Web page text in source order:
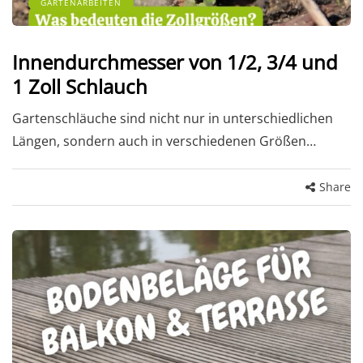
Innendurchmesser von 1/2, 3/4 und
1 Zoll Schlauch
Gartenschläuche sind nicht nur in unterschiedlichen
Längen, sondern auch in verschiedenen Größen…
Share